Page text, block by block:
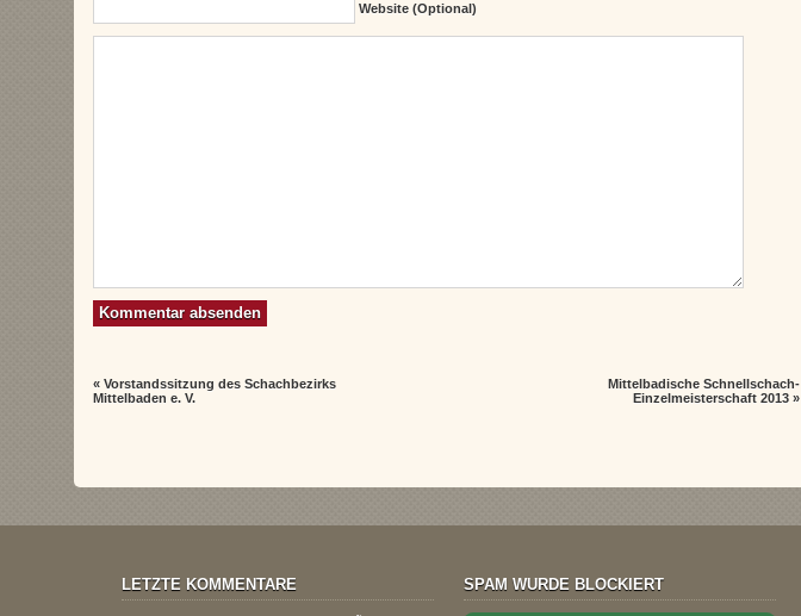
Website (Optional)
«Vorstandssitzung des Schachbezirks
Mittelbaden e. V.
Mittelbadische Schnellschach-
Einzelmeisterschaft 2013»
LETZTE KOMMENTARE SPAM WURDE BLOCKIERT